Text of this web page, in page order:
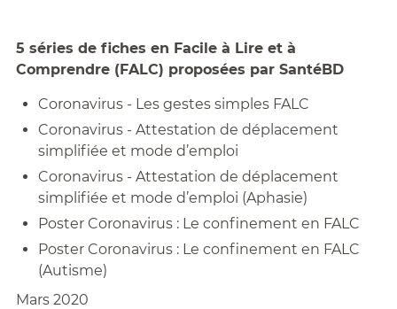
5 séries de fiches en Facile à Lire et à
Comprendre (FALC) proposées par SantéBD
Coronavirus - Les gestes simples FALC
Coronavirus - Attestation de déplacement
simplifiée et mode d’emploi
Coronavirus - Attestation de déplacement
simplifiée et mode d’emploi (Aphasie)
Poster Coronavirus : Le confinement en FALC
Poster Coronavirus : Le confinement en FALC
(Autisme)
Mars 2020